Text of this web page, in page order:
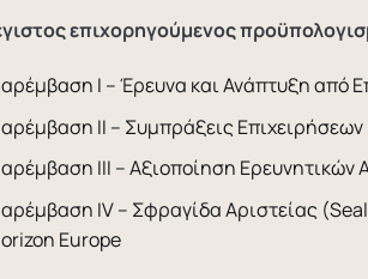
επιχορηγούμενος
Ι – Έρευνα και Ανάπτυξη από
ΙΙ – Συμπράξεις
ΙΙΙ – Αξιοποίηση
ΙV – Σφραγίδα Αριστείας
Europe